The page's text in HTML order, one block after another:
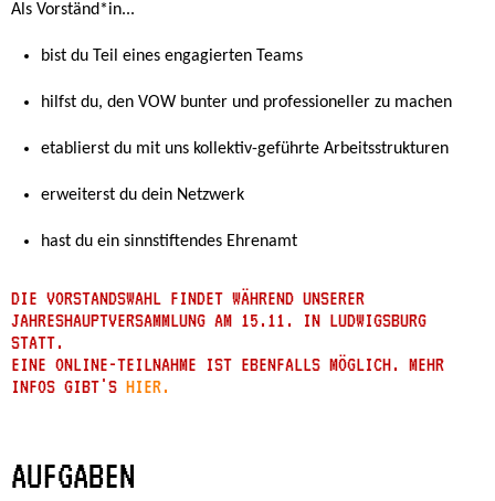
Als Vorständ*in...
bist du Teil eines engagierten Teams
hilfst du, den VOW bunter und professioneller zu machen
etablierst du mit uns kollektiv-geführte Arbeitsstrukturen
erweiterst du dein Netzwerk
hast du ein sinnstiftendes Ehrenamt
DIE VORSTANDSWAHL FINDET WÄHREND UNSERER
JAHRESHAUPTVERSAMMLUNG AM 15.11. IN LUDWIGSBURG
STATT.
EINE ONLINE-TEILNAHME IST EBENFALLS MÖGLICH. MEHR
INFOS GIBT'S HIER.
AUFGABEN